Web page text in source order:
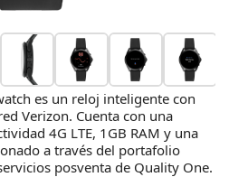
es un reloj inteligente con
Verizon. Cuenta con una
4G LTE, 1GB RAM y una
a través del portafolio
posventa de Quality One.